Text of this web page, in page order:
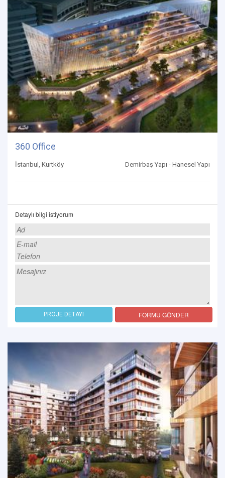
360 Office
İstanbul, Kurtköy Demirbaş Yapı - Hanesel Yapı
Detaylı bilgi istiyorum
PROJE DETAYI FORMU GÖNDER